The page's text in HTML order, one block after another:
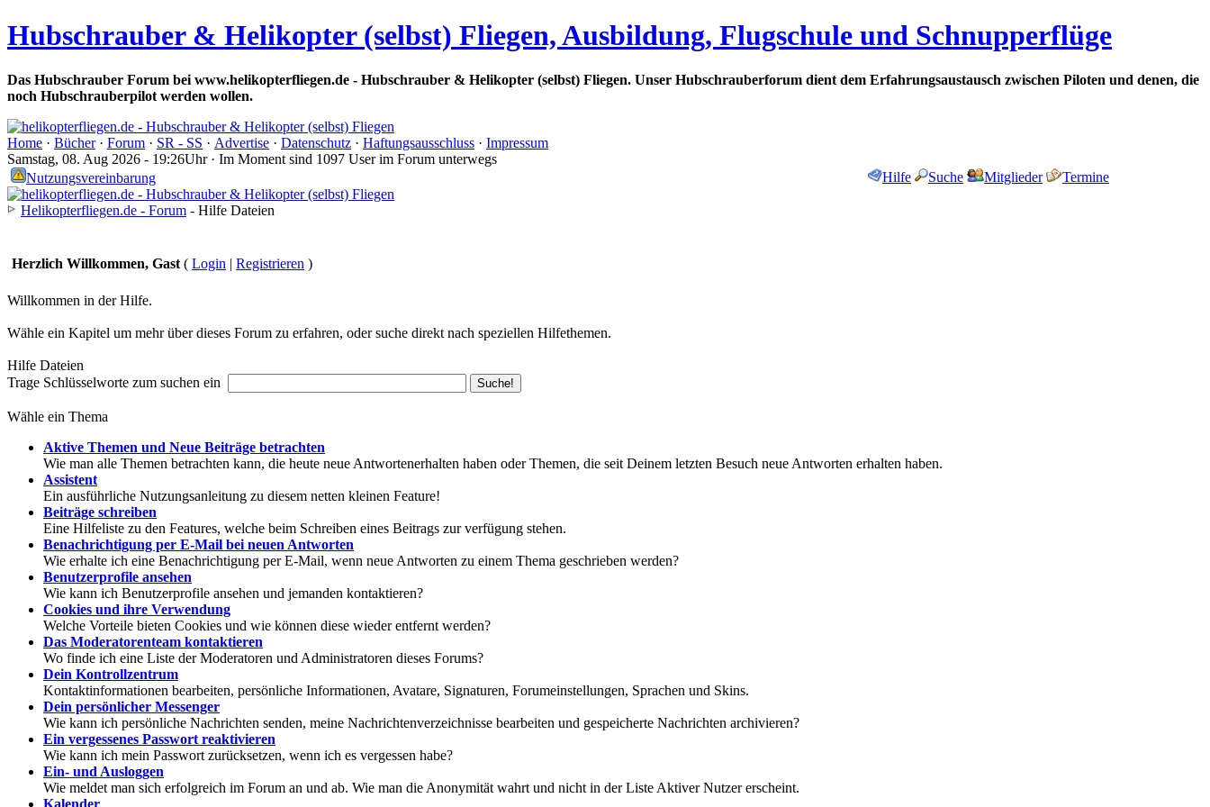
Hubschrauber & Helikopter (selbst) Fliegen, Ausbildung, Flugschule und Schnupperflüge
Das Hubschrauber Forum bei www.helikopterfliegen.de - Hubschrauber & Helikopter (selbst) Fliegen. Unser Hubschrauberforum dient dem Erfahrungsaustausch zwischen Piloten und denen, die
noch Hubschrauberpilot werden wollen.
Home · Bücher· Forum · SR - SS · Advertise · Datenschutz · Haftungsausschluss · Impressum
Samstag, 08. Aug 2026 - 19:26Uhr · Im Moment sind 1097 User im Forum unterwegs
Nutzungsvereinbarung
Hilfe Suche Mitglieder Termine
Helikopterfliegen.de - Forum - Hilfe Dateien
Herzlich Willkommen, Gast ( Login | Registrieren )
Willkommen in der Hilfe.
Wähle ein Kapitel um mehr über dieses Forum zu erfahren, oder suche direkt nach speziellen Hilfethemen.
Hilfe Dateien
Trage Schlüsselworte zum suchen ein
Wähle ein Thema
Aktive Themen und Neue Beiträge betrachten
Wie man alle Themen betrachten kann, die heute neue Antwortenerhalten haben oder Themen, die seit Deinem letzten Besuch neue Antworten erhalten haben.
Assistent
Ein ausführliche Nutzungsanleitung zu diesem netten kleinen Feature!
Beiträge schreiben
Eine Hilfeliste zu den Features, welche beim Schreiben eines Beitrags zur verfügung stehen.
Benachrichtigung per E-Mail bei neuen Antworten
Wie erhalte ich eine Benachrichtigung per E-Mail, wenn neue Antworten zu einem Thema geschrieben werden?
Benutzerprofile ansehen
Wie kann ich Benutzerprofile ansehen und jemanden kontaktieren?
Cookies und ihre Verwendung
Welche Vorteile bieten Cookies und wie können diese wieder entfernt werden?
Das Moderatorenteam kontaktieren
Wo finde ich eine Liste der Moderatoren und Administratoren dieses Forums?
Dein Kontrollzentrum
Kontaktinformationen bearbeiten, persönliche Informationen, Avatare, Signaturen, Forumeinstellungen, Sprachen und Skins.
Dein persönlicher Messenger
Wie kann ich persönliche Nachrichten senden, meine Nachrichtenverzeichnisse bearbeiten und gespeicherte Nachrichten archivieren?
Ein vergessenes Passwort reaktivieren
Wie kann ich mein Passwort zurücksetzen, wenn ich es vergessen habe?
Ein- und Ausloggen
Wie meldet man sich erfolgreich im Forum an und ab. Wie man die Anonymität wahrt und nicht in der Liste Aktiver Nutzer erscheint.
Kalender